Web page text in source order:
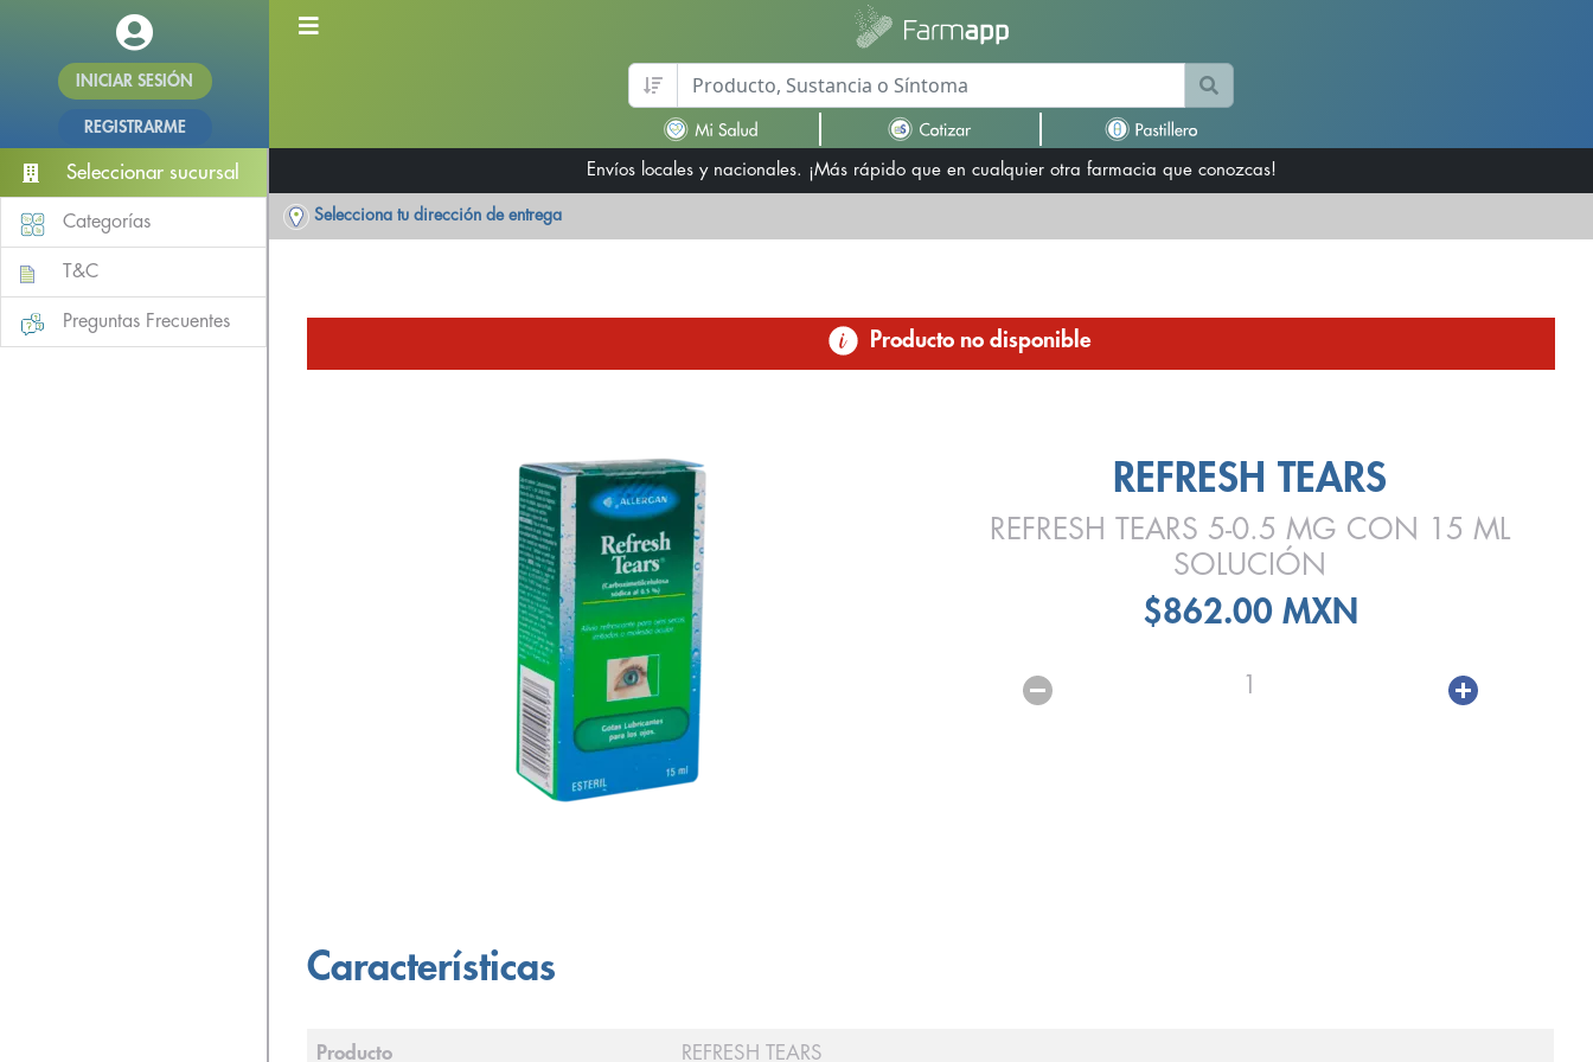
INICIAR SESIÓN
REGISTRARME
Seleccionar sucursal
Categorías
T&C
Preguntas Frecuentes
Envíos locales y nacionales. ¡Más rápido que en cualquier otra farmacia que conozcas!
Selecciona tu dirección de entrega
Producto no disponible
REFRESH TEARS
REFRESH TEARS 5-0.5 MG CON 15 ML
SOLUCIÓN
$862.00 MXN
1
Características
Producto REFRESH TEARS